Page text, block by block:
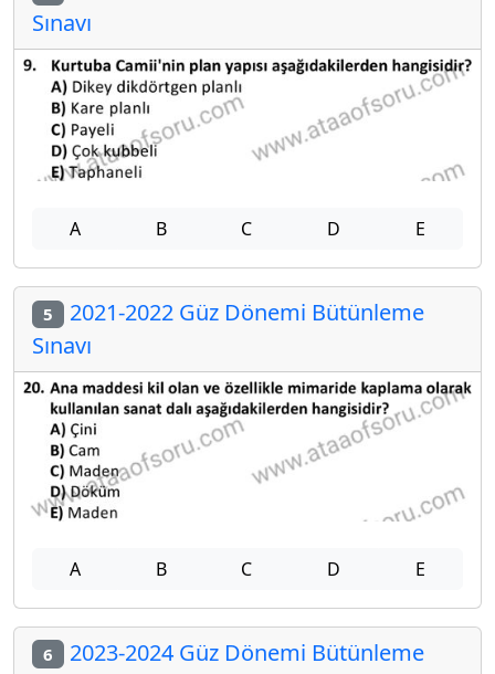
Sınavı
A B C D E
5 2021-2022 Güz Dönemi Bütünleme
Sınavı
A B C D E
6 2023-2024 Güz Dönemi Bütünleme